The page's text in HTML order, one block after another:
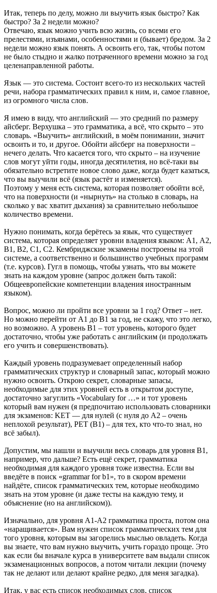
Итак, теперь по делу, можно ли выучить язык быстро? Как
быстро? За 2 недели можно?
Отвечаю, язык можно учить всю жизнь, со всеми его
прелестями, изъянами, особенностями и (бывает) бредом. За 2
недели можно язык понять. А освоить его, так, чтобы потом
не было стыдно и жалко потраченного времени можно за год
целенаправленной работы.
Язык — это система. Состоит всего-то из нескольких частей
речи, набора грамматических правил к ним, и, самое главное,
из огромного числа слов.
Я имею в виду, что английский — это средний по размеру
айсберг. Верхушка – это грамматика, а всё, что скрыто – это
словарь. «Выучить» английский, в моём понимании, значит
освоить и то, и другое. Обойти айсберг на поверхности –
нечего делать. Что касается того, что скрыто – на изучение
слов могут уйти годы, иногда десятилетия, но всё-таки вы
обязательно встретите новое слово даже, когда будет казаться,
что вы выучили всё (язык растёт и изменяется).
Поэтому у меня есть система, которая позволяет обойти всё,
что на поверхности (и «нырнуть» на столько в словарь, на
сколько у вас хватит дыхания) за сравнительно небольшое
количество времени.
Нужно понимать, когда берётесь за язык, что существует
система, которая определяет уровни владения языком: А1, А2,
В1, В2, С1, С2. Кембриджские экзамены построены на этой
системе, а соответственно и большинство учебных программ
(т.е. курсов). Гугл в помощь, чтобы узнать, что вы можете
знать на каждом уровне (запрос должен быть такой:
Общеевропейские компетенции владения иностранным
языком).
Вопрос, можно ли пройти все уровни за 1 год? Ответ – нет.
Но можно перейти от А1 до В1 за год, не скажу, что это легко,
но возможно. А уровень В1 – тот уровень, которого будет
достаточно, чтобы уже работать с английским (и продолжать
его учить и совершенствовать).
Каждый уровень подразумевает определенный набор
грамматических структур и словарный запас, который можно
нужно освоить. Открою секрет, словарные запасы,
необходимые для этих уровней есть в открытом доступе,
достаточно загуглить «Vocabulary for …» и тот уровень
который вам нужен (я предпочитаю использовать словарники
для экзаменов: KET — для нулей (c нуля до А2 – очень
неплохой результат), PET (B1) – для тех, кто что-то знал, но
всё забыл).
Допустим, мы нашли и выучили весь словарь для уровня B1,
например, что дальше? Есть ещё секрет, грамматика
необходимая для каждого уровня тоже известна. Если вы
введёте в поиск «grammar for b1», то в скором времени
найдёте, список грамматических тем, которые необходимо
знать на этом уровне (и даже тесты на каждую тему, и
объяснение (но на английском)).
Изначально, для уровня A1-A2 грамматика проста, потом она
«наращивается». Вам нужен список грамматических тем для
того уровня, которым вы загорелись мыслью овладеть. Когда
вы знаете, что вам нужно выучить, учить гораздо проще. Это
как если бы вначале курса в университете вам выдали список
экзаменационных вопросов, а потом читали лекции (почему
так не делают или делают крайне редко, для меня загадка).
Итак, у вас есть список необходимых слов, список